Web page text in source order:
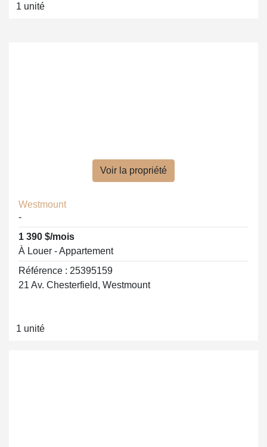
1 unité
Voir la propriété
Westmount
-
1 390 $/mois
À Louer - Appartement
Référence : 25395159
21 Av. Chesterfield, Westmount
1 unité